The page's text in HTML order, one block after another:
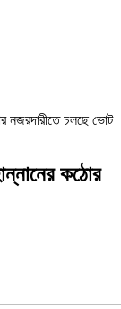
নজরদারীতে চলছে ভোট
কঠোর